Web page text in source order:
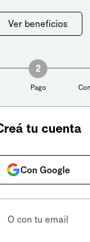
Ver beneficios
2
Pago
tu cuenta
Con Google
O con tu email